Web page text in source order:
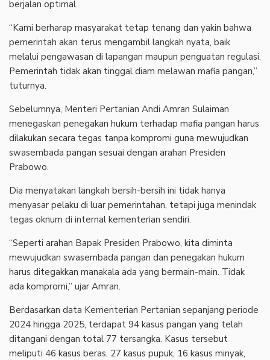
berjalan optimal.
“Kami berharap masyarakat tetap tenang dan yakin bahwa
pemerintah akan terus mengambil langkah nyata, baik
melalui pengawasan di lapangan maupun penguatan regulasi.
Pemerintah tidak akan tinggal diam melawan mafia pangan,”
tuturnya.
Sebelumnya, Menteri Pertanian Andi Amran Sulaiman
menegaskan penegakan hukum terhadap mafia pangan harus
dilakukan secara tegas tanpa kompromi guna mewujudkan
swasembada pangan sesuai dengan arahan Presiden
Prabowo.
Dia menyatakan langkah bersih-bersih ini tidak hanya
menyasar pelaku di luar pemerintahan, tetapi juga menindak
tegas oknum di internal kementerian sendiri.
“Seperti arahan Bapak Presiden Prabowo, kita diminta
mewujudkan swasembada pangan dan penegakan hukum
harus ditegakkan manakala ada yang bermain-main. Tidak
ada kompromi,” ujar Amran.
Berdasarkan data Kementerian Pertanian sepanjang periode
2024 hingga 2025, terdapat 94 kasus pangan yang telah
ditangani dengan total 77 tersangka. Kasus tersebut
meliputi 46 kasus beras, 27 kasus pupuk, 16 kasus minyak,